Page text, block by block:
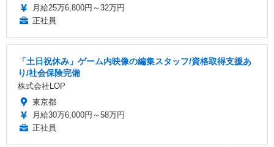
月給25万6,800円～32万円
正社員
「土日祝休み」ゲーム内映像の編集スタッフ/資格取得支援あ
り/社会保険完備
株式会社LOP
東京都
月給30万6,000円～58万円
正社員